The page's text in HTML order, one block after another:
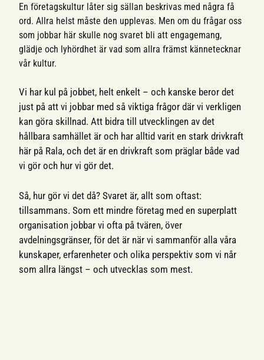
En företagskultur låter sig sällan beskrivas med några få
ord. Allra helst måste den upplevas. Men om du frågar oss
som jobbar här skulle nog svaret bli att engagemang,
glädje och lyhördhet är vad som allra främst kännetecknar
vår kultur.
Vi har kul på jobbet, helt enkelt – och kanske beror det
just på att vi jobbar med så viktiga frågor där vi verkligen
kan göra skillnad. Att bidra till utvecklingen av det
hållbara samhället är och har alltid varit en stark drivkraft
här på Rala, och det är en drivkraft som präglar både vad
vi gör och hur vi gör det.
Så, hur gör vi det då? Svaret är, allt som oftast:
tillsammans. Som ett mindre företag med en superplatt
organisation jobbar vi ofta på tvären, över
avdelningsgränser, för det är när vi sammanför alla våra
kunskaper, erfarenheter och olika perspektiv som vi når
som allra längst – och utvecklas som mest.